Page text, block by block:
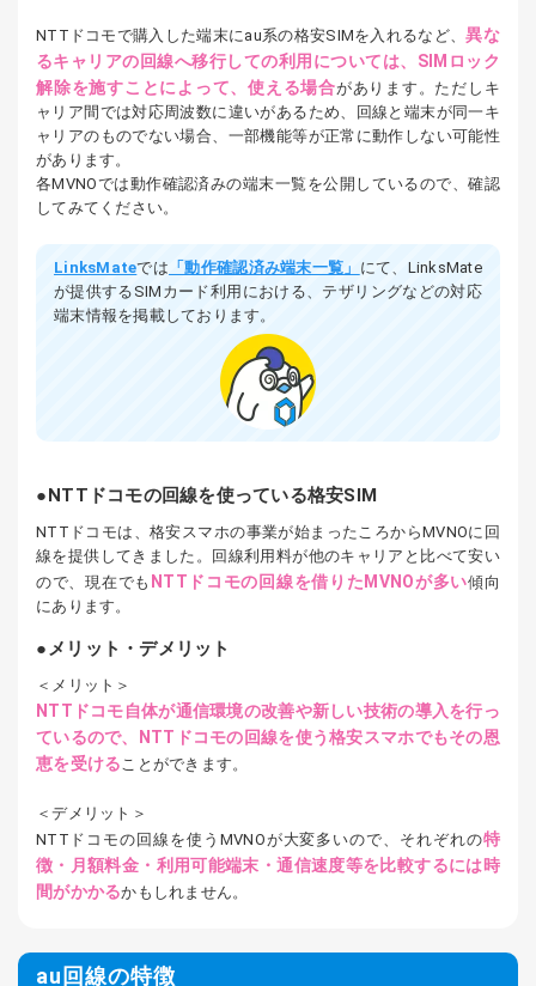
NTTドコモで購入した端末にau系の格安SIMを入れるなど、異な
るキャリアの回線へ移行しての利用については、SIMロック
解除を施すことによって、使える場合があります。ただしキ
ャリア間では対応周波数に違いがあるため、回線と端末が同一キ
ャリアのものでない場合、一部機能等が正常に動作しない可能性
があります。
各MVNOでは動作確認済みの端末一覧を公開しているので、確認
してみてください。
LinksMateでは 「動作確認済み端末一覧」 にて、LinksMate
が提供するSIMカード利用における、テザリングなどの対応
端末情報を掲載しております。
NTTドコモの回線を使っている格安SIM
NTTドコモは、格安スマホの事業が始まったころからMVNOに回
線を提供してきました。回線利用料が他のキャリアと比べて安い
ので、現在でも NTTドコモの回線を借りたMVNOが多い傾向
にあります。
メリット・デメリット
＜メリット＞
NTTドコモ自体が通信環境の改善や新しい技術の導入を行っ
ているので、NTTドコモの回線を使う格安スマホでもその恩
恵を受けることができます。
＜デメリット＞
NTTドコモの回線を使うMVNOが大変多いので、それぞれの特
徴・月額料金・利用可能端末・通信速度等を比較するには時
間がかかるかもしれません。
au回線の特徴